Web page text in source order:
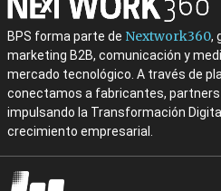
BPS forma parte de Nextwork360,
marketing B2B, comunicación y
mercado tecnológico. A través de
conectamos a fabricantes,
impulsando la Transformación
crecimiento empresarial.